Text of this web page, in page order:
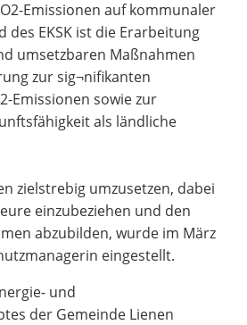
Emissionen auf kommunaler
des EKSK ist die Erarbeitung
umsetzbaren Maßnahmen
zur sig¬nifikanten
Emissionen sowie zur
als ländliche
zielstrebig umzusetzen, dabei
einzubeziehen und den
abzubilden, wurde im März
eingestellt.
und
der Gemeinde Lienen